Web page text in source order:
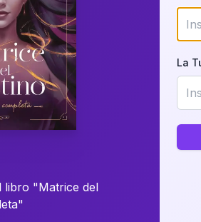
Richiedi
✨ Interpretazione
Scopri il
libro "Matrice del
La